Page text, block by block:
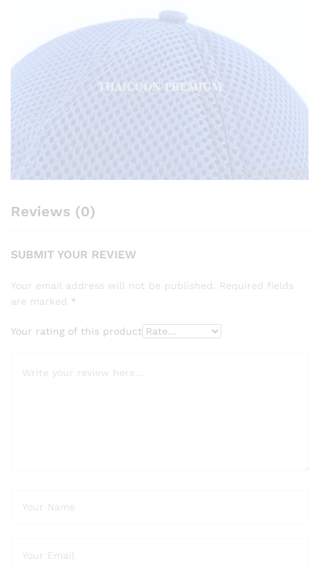
Reviews (0)
SUBMIT YOUR REVIEW
Your email address will not be published.
Required fields
are marked *
Your rating of this product